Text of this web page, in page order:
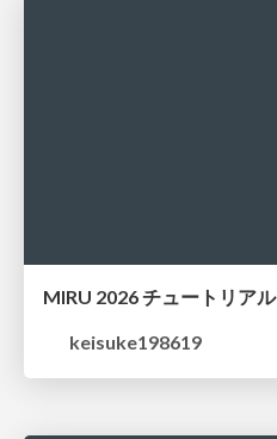
MIRU 2026 チュートリアル
keisuke198619